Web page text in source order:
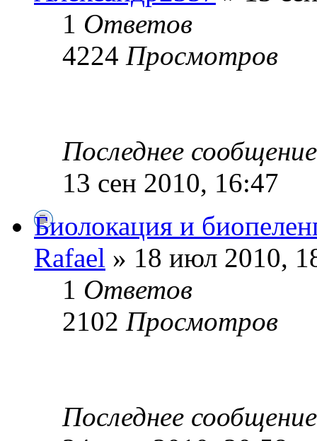
1 Ответов
4224 Просмотров
Последнее
13 сен 2010, 16:47
Биолокация и
Rafael » 18 июл 2010,
1 Ответов
2102 Просмотров
Последнее